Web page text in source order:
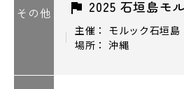
その他 2025 石垣島モ
主催： モルック石垣島
場所： 沖縄